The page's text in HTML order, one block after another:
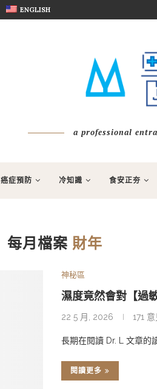
ENGLISH
a professional
癌症預防 冷知識 食安正夯
每月檔案 財年
神秘區
濕度竟然會對【過
22 5 月, 2026 171
長期在閱讀 Dr. L 文章的
閱讀更多